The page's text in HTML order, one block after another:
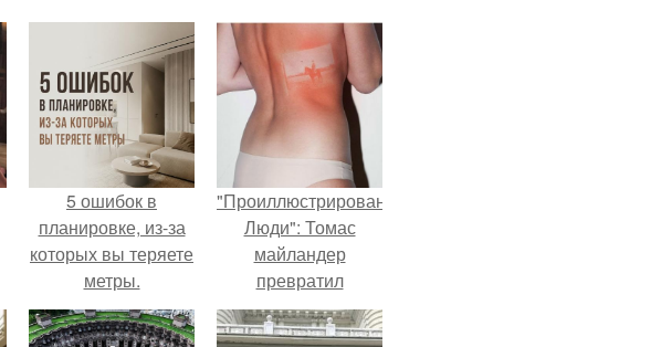
5 ошибок в
планировке, из-за
которых вы теряете
метры.
"Проиллюстрированные
Люди": Томас
майландер
превратил
солнечные ожоги в
арт - объект.